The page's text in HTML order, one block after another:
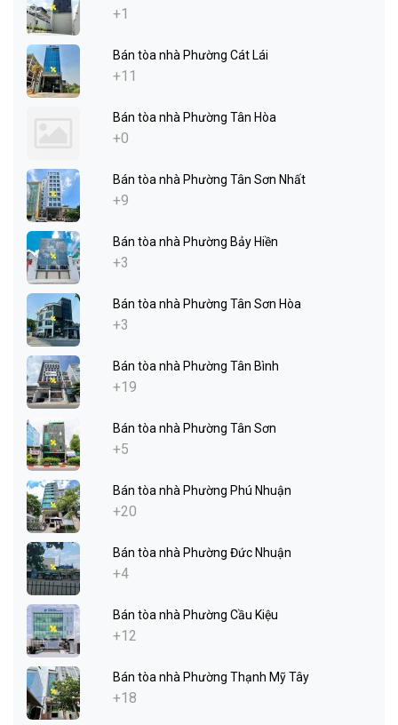
+1
Bán tòa nhà Phường Cát Lái
+11
Bán tòa nhà Phường Tân Hòa
+0
Bán tòa nhà Phường Tân Sơn Nhất
+9
Bán tòa nhà Phường Bảy Hiền
+3
Bán tòa nhà Phường Tân Sơn Hòa
+3
Bán tòa nhà Phường Tân Bình
+19
Bán tòa nhà Phường Tân Sơn
+5
Bán tòa nhà Phường Phú Nhuận
+20
Bán tòa nhà Phường Đức Nhuận
+4
Bán tòa nhà Phường Cầu Kiệu
+12
Bán tòa nhà Phường Thạnh Mỹ Tây
+18